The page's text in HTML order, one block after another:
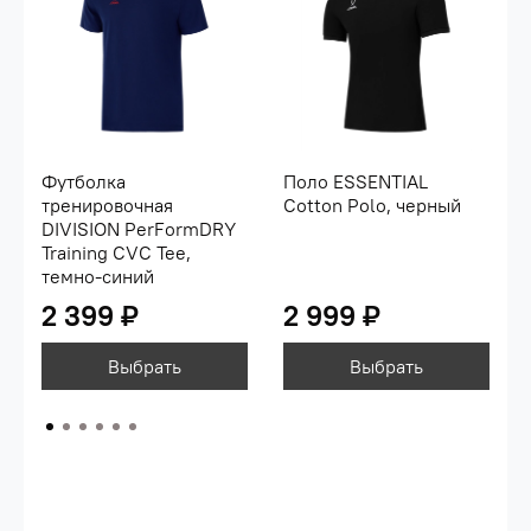
Футболка
тренировочная
DIVISION PerFormDRY
Training CVC Tee,
темно-синий
2 399 ₽
Выбрать
Поло ESSENTIAL
Cotton Polo, черный
2 999 ₽
Выбрать